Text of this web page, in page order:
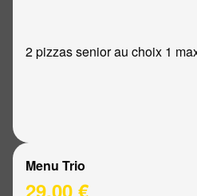
2 pizzas senior au choix 1
Menu Trio